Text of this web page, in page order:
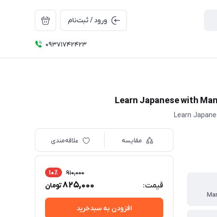
ورود / ثبت‌نام
09371742423
مقایسه علاقه‌مندی
قیمت:
910,000 10٪
825,000تومان
افزودن به سبدخرید